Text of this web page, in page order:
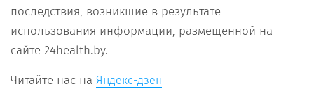
последствия, возникшие в результате
использования информации, размещенной на
сайте 24health.by.
Читайте нас на Яндекс-дзен